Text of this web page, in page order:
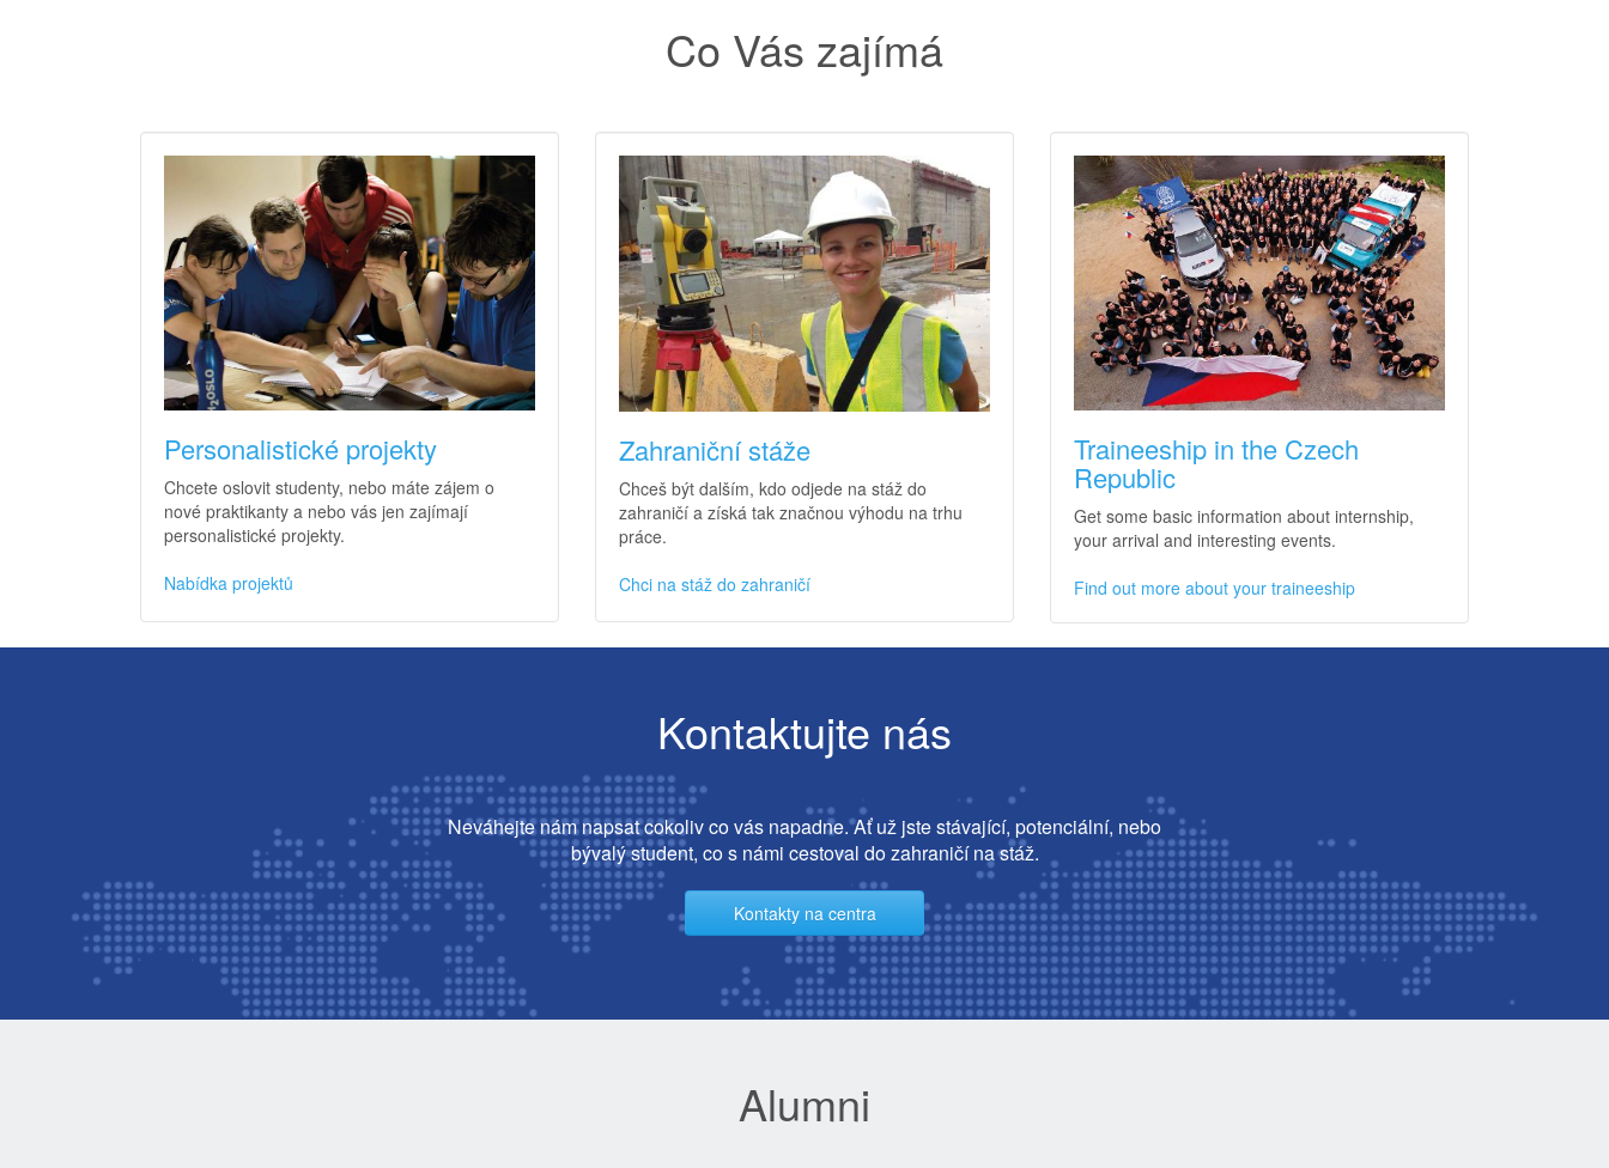
Co Vás zajímá
Personalistické projekty
Chcete oslovit studenty, nebo máte zájem o
nové praktikanty a nebo vás jen zajímají
personalistické projekty.
Nabídka projektů
Zahraniční stáže
Chceš být dalším, kdo odjede na stáž do
zahraničí a získá tak značnou výhodu na trhu
práce.
Chci na stáž do zahraničí
Traineeship in the Czech
Republic
Get some basic information about internship,
your arrival and interesting events.
Find out more about your traineeship
Kontaktujte nás
Neváhejte nám napsat cokoliv co vás napadne. Ať už jste stávající, potenciální, nebo
bývalý student, co s námi cestoval do zahraničí na stáž.
Kontakty na centra
Alumni